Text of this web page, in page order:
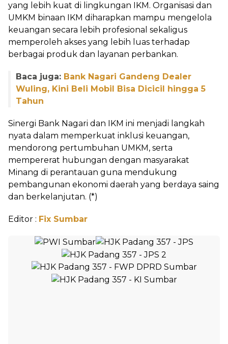
yang lebih kuat di lingkungan IKM. Organisasi dan
UMKM binaan IKM diharapkan mampu mengelola
keuangan secara lebih profesional sekaligus
memperoleh akses yang lebih luas terhadap
berbagai produk dan layanan perbankan.
Baca juga: Bank Nagari Gandeng Dealer
Wuling, Kini Beli Mobil Bisa Dicicil hingga 5
Tahun
Sinergi Bank Nagari dan IKM ini menjadi langkah
nyata dalam memperkuat inklusi keuangan,
mendorong pertumbuhan UMKM, serta
mempererat hubungan dengan masyarakat
Minang di perantauan guna mendukung
pembangunan ekonomi daerah yang berdaya saing
dan berkelanjutan. (*)
Editor : Fix Sumbar